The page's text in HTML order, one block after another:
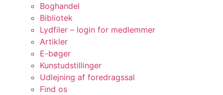
Boghandel
Bibliotek
Lydfiler – login for medlemmer
Artikler
E-bøger
Kunstudstillinger
Udlejning af foredragssal
Find os